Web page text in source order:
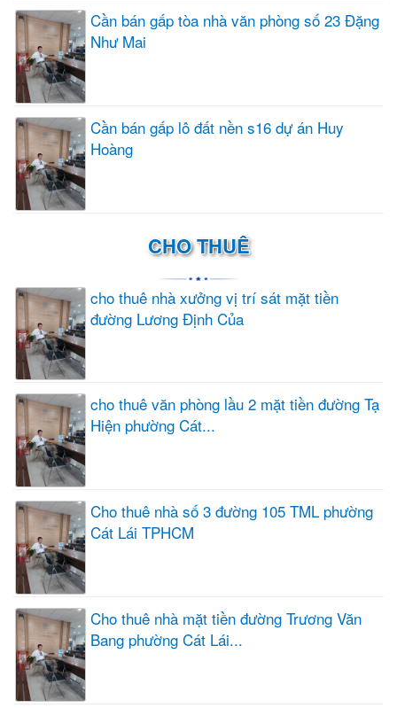
Cần bán gấp tòa nhà văn phòng số 23 Đặng
Như Mai
Cần bán gấp lô đất nền s16 dự án Huy
Hoàng
CHO THUÊ
cho thuê nhà xưởng vị trí sát mặt tiền
đường Lương Định Của
cho thuê văn phòng lầu 2 mặt tiền đường Tạ
Hiện phường Cát...
Cho thuê nhà số 3 đường 105 TML phường
Cát Lái TPHCM
Cho thuê nhà mặt tiền đường Trương Văn
Bang phường Cát Lái...